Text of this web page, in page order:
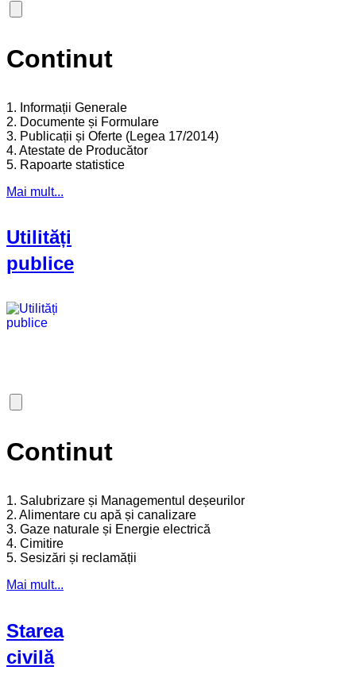
Continut
1. Informații Generale
2. Documente și Formulare
3. Publicații și Oferte (Legea 17/2014)
4. Atestate de Producător
5. Rapoarte statistice
Mai mult...
Utilități
publice
Continut
1. Salubrizare și Managementul deșeurilor
2. Alimentare cu apă și canalizare
3. Gaze naturale și Energie electrică
4. Cimitire
5. Sesizări și reclamății
Mai mult...
Starea
civilă